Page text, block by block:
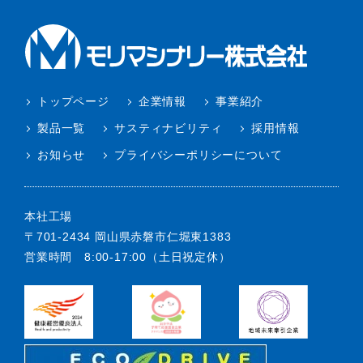
トップページ 企業情報 事業紹介
製品一覧 サスティナビリティ 採用情報
お知らせ プライバシーポリシーについて
本社工場
〒701-2434 岡山県赤磐市仁堀東1383
営業時間 8:00-17:00（土日祝定休）